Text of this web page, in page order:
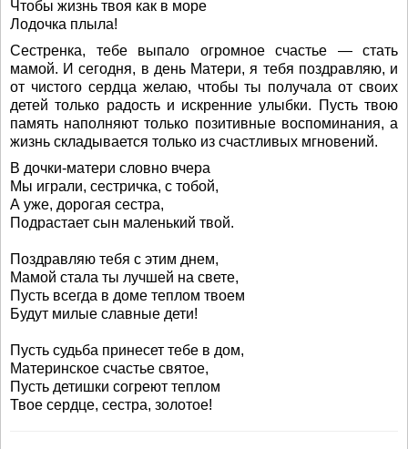
Чтобы жизнь твоя как в море
Лодочка плыла!
Сестренка, тебе выпало огромное счастье — стать
мамой. И сегодня, в день Матери, я тебя поздравляю, и
от чистого сердца желаю, чтобы ты получала от своих
детей только радость и искренние улыбки. Пусть твою
память наполняют только позитивные воспоминания, а
жизнь складывается только из счастливых мгновений.
В дочки-матери словно вчера
Мы играли, сестричка, с тобой,
А уже, дорогая сестра,
Подрастает сын маленький твой.
Поздравляю тебя с этим днем,
Мамой стала ты лучшей на свете,
Пусть всегда в доме теплом твоем
Будут милые славные дети!
Пусть судьба принесет тебе в дом,
Материнское счастье святое,
Пусть детишки согреют теплом
Твое сердце, сестра, золотое!